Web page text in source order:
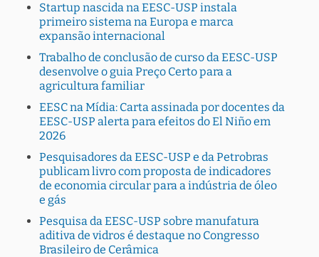
Startup nascida na EESC-USP instala
primeiro sistema na Europa e marca
expansão internacional
Trabalho de conclusão de curso da EESC-USP
desenvolve o guia Preço Certo para a
agricultura familiar
EESC na Mídia: Carta assinada por docentes da
EESC-USP alerta para efeitos do El Niño em
2026
Pesquisadores da EESC-USP e da Petrobras
publicam livro com proposta de indicadores
de economia circular para a indústria de óleo
e gás
Pesquisa da EESC-USP sobre manufatura
aditiva de vidros é destaque no Congresso
Brasileiro de Cerâmica